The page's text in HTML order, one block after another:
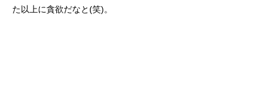
た以上に貪欲だなと(笑)。